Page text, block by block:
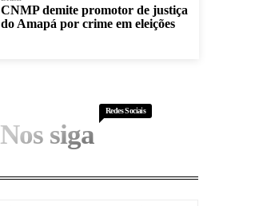
CNMP demite promotor de justiça
do Amapá por crime em eleições
Nos siga
Redes Sociais